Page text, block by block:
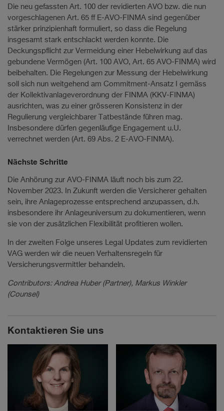
Die neu gefassten Art. 100 der revidierten AVO bzw. die nun
vorgeschlagenen Art. 65 ff E-AVO-FINMA sind gegenüber
stärker prinzipienhaft formuliert, so dass die Regelung
insgesamt stark entschlackt werden konnte. Die
Deckungspflicht zur Vermeidung einer Hebelwirkung auf das
gebundene Vermögen (Art. 100 AVO, Art. 65 AVO-FINMA) wird
beibehalten. Die Regelungen zur Messung der Hebelwirkung
soll sich nun weitgehend am Commitment-Ansatz I gemäss
der Kollektivanlageverordnung der FINMA (KKV-FINMA)
ausrichten, was zu einer grösseren Konsistenz in der
Regulierung vergleichbarer Tatbestände führen mag.
Insbesondere dürfen gegenläufige Engagement u.U.
verrechnet werden (Art. 69 Abs. 2 E-AVO-FINMA).
Nächste Schritte
Die Anhörung zur AVO-FINMA läuft noch bis zum 22.
November 2023. In Zukunft werden die Versicherer gehalten
sein, ihre Anlageprozesse entsprechend anzupassen, d.h.
insbesondere ihr Anlageuniversum zu dokumentieren, wenn
sie von der zusätzlichen Flexibilität profitieren wollen.
In der zweiten Folge unseres Legal Updates zum revidierten
VAG werden wir die neuen Verhaltensregeln für
Versicherungsvermittler behandeln.
Contributors: Andrea Huber (Partner), Markus Winkler
(Counsel)
Kontaktieren Sie uns